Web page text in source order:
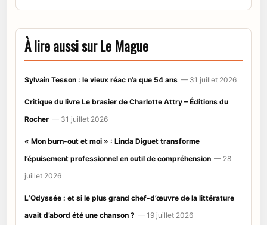
À lire aussi sur Le Mague
Sylvain Tesson : le vieux réac n’a que 54 ans — 31 juillet 2026
Critique du livre Le brasier de Charlotte Attry – Éditions du
Rocher — 31 juillet 2026
« Mon burn-out et moi » : Linda Diguet transforme
l’épuisement professionnel en outil de compréhension — 28
juillet 2026
L’Odyssée : et si le plus grand chef-d’œuvre de la littérature
avait d’abord été une chanson ? — 19 juillet 2026